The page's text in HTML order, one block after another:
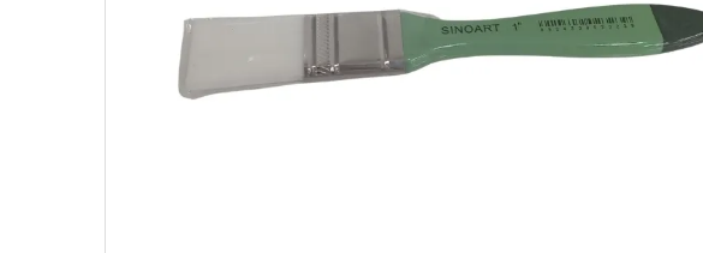
10. masa moldear vaso 150gr